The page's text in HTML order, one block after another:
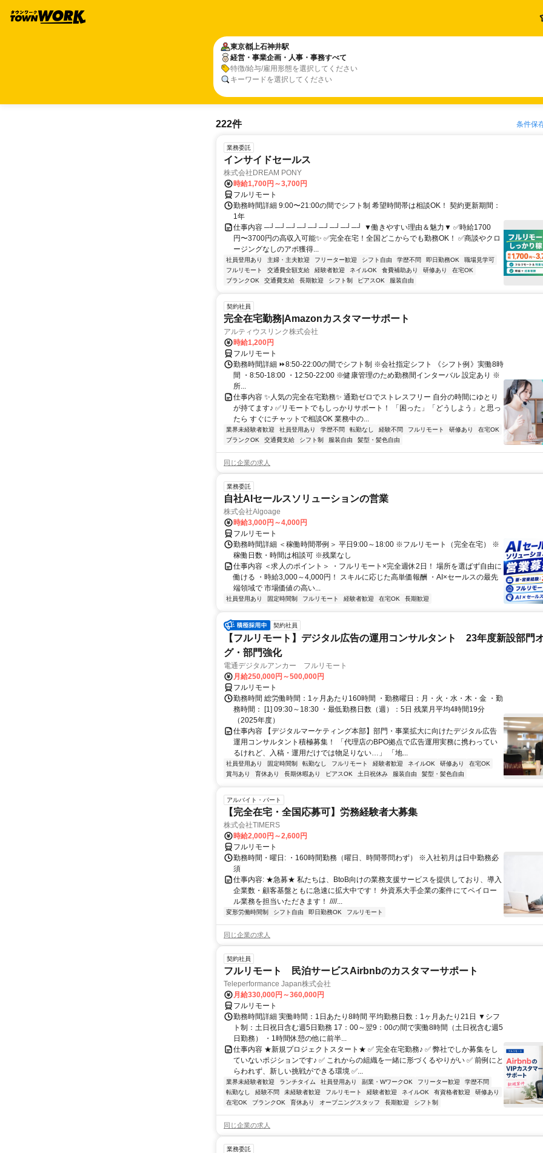
東京都上石神井駅
経営・事業企画・人事・事務すべて
特徴/給与/雇用形態を選択してください
キーワードを選択してください
222件 条件保
業務委託
インサイドセールス
株式会社DREAM PONY
時給1,700円～3,700円
フルリモート
勤務時間詳細 9:00〜21:00の間でシフト制 希望時間帯は相談OK！ 契約更新期間：
1年
仕事内容 ─┘─┘─┘─┘─┘─┘─┘─┘─┘ ▼働きやすい理由＆魅力▼ ✅時給1700
円〜3700円の高収入可能✨ ✅完全在宅！全国どこからでも勤務OK！ ✅商談やクロ
ージングなしのアポ獲得...
社員登用あり 主婦・主夫歓迎 フリーター歓迎 シフト自由 学歴不問 即日勤務OK
職場見学可
フルリモート
交通費全額支給 経験者歓迎 ネイルOK 食費補助あり 研修あり
在宅OK
ブランクOK
交通費支給 長期歓迎 シフト制 ピアスOK 服装自由
契約社員
完全在宅勤務|Amazonカスタマーサポート
アルティウスリンク株式会社
時給1,200円
フルリモート
勤務時間詳細 ⏩8:50-22:00の間でシフト制 ※会社指定シフト 《シフト例》実働8時
間 ・8:50-18:00 ・12:50-22:00 ※健康管理のため勤務間インターバル 設定あり ※
所...
仕事内容 ✨人気の完全在宅勤務✨ 通勤ゼロでストレスフリー 自分の時間にゆとり
が持てます♪ ✅リモートでもしっかりサポート！ 「困った」「どうしよう」と思っ
たら すぐにチャットで相談OK 業務中の...
業界未経験者歓迎 社員登用あり 学歴不問 転勤なし 経験不問 フルリモート 研修あり
在宅OK
ブランクOK
交通費支給 シフト制 服装自由 髪型・髪色自由
同じ企業の求人
業務委託
自社AIセールスソリューションの営業
株式会社Algoage
時給3,000円～4,000円
フルリモート
勤務時間詳細 ＜稼働時間帯例＞ 平日9:00～18:00 ※フルリモート（完全在宅） ※
稼働日数・時間は相談可 ※残業なし
仕事内容 ＜求人のポイント＞ ・フルリモート×完全週休2日！ 場所を選ばず自由に
働ける ・時給3,000～4,000円！ スキルに応じた高単価報酬 ・AI×セールスの最先
端領域で 市場価値の高い...
社員登用あり 固定時間制 フルリモート 経験者歓迎 在宅OK 長期歓迎
契約社員
【フルリモート】デジタル広告の運用コンサルタント 23年度新設部門
グ・部門強化
電通デジタルアンカー フルリモート
月給250,000円～500,000円
フルリモート
勤務時間 総労働時間：1ヶ月あたり160時間 ・勤務曜日：月・火・水・木・金 ・勤
務時間： [1] 09:30～18:30 ・最低勤務日数（週）：5日 残業月平均4時間19分
（2025年度）
仕事内容 【デジタルマーケティング本部】部門・事業拡大に向けたデジタル広告
運用コンサルタント積極募集！ 「代理店のBPO拠点で広告運用実務に携わってい
るけれど、入稿・運用だけでは物足りない…」 「地...
社員登用あり 固定時間制 転勤なし フルリモート 経験者歓迎 ネイルOK 研修あり
在宅OK
賞与あり
育休あり 長期休暇あり ピアスOK 土日祝休み 服装自由 髪型・髪色自由
アルバイト・パート
【完全在宅・全国応募可】労務経験者大募集
株式会社TIMERS
時給2,000円～2,600円
フルリモート
勤務時間・曜日: ・160時間勤務（曜日、時間帯問わず） ※入社初月は日中勤務必
須
仕事内容: ★急募★ 私たちは、BtoB向けの業務支援サービスを提供しており、導入
企業数・顧客基盤ともに急速に拡大中です！ 外資系大手企業の案件にてペイロー
ル業務を担当いただきます！ ////...
変形労働時間制 シフト自由 即日勤務OK フルリモート
同じ企業の求人
契約社員
フルリモート 民泊サービスAirbnbのカスタマーサポート
Teleperformance Japan株式会社
月給330,000円～360,000円
フルリモート
勤務時間詳細 実働時間：1日あたり8時間 平均勤務日数：1ヶ月あたり21日 ▼シフ
ト制：土日祝日含む週5日勤務 17：00～翌9：00の間で実働8時間（土日祝含む週5
日勤務） ・1時間休憩の他に前半...
仕事内容 ★新規プロジェクトスタート★ ✅ 完全在宅勤務♪ ✅ 弊社でしか募集をし
ていないポジションです♪ ✅ これからの組織を一緒に形づくるやりがい ✅ 前例にと
らわれず、新しい挑戦ができる環境 ✅...
業界未経験者歓迎 ランチタイム 社員登用あり 副業・WワークOK フリーター歓迎
学歴不問
転勤なし
経験不問 未経験者歓迎 フルリモート 経験者歓迎 ネイルOK 有資格者歓迎
研修あり
在宅OK
ブランクOK 育休あり オープニングスタッフ 長期歓迎 シフト制
同じ企業の求人
業務委託